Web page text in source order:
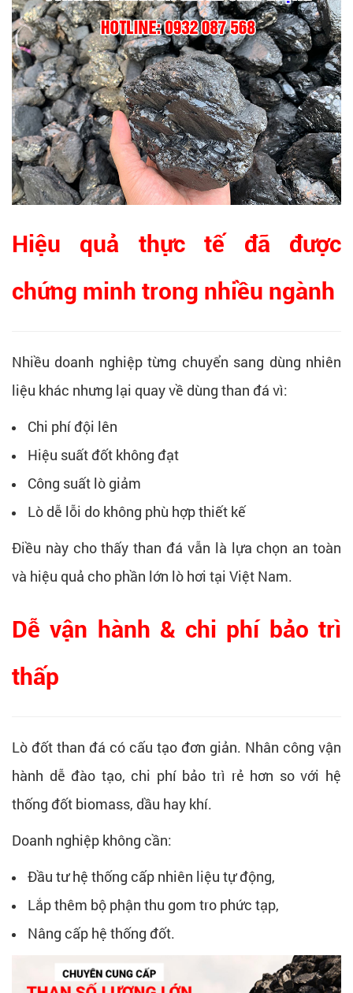
Hiệu quả thực tế đã được
chứng minh trong nhiều ngành
Nhiều doanh nghiệp từng chuyển sang dùng nhiên
liệu khác nhưng lại quay về dùng than đá vì:
Chi phí đội lên
Hiệu suất đốt không đạt
Công suất lò giảm
Lò dễ lỗi do không phù hợp thiết kế
Điều này cho thấy than đá vẫn là lựa chọn an toàn
và hiệu quả cho phần lớn lò hơi tại Việt Nam.
Dễ vận hành & chi phí bảo trì
thấp
Lò đốt than đá có cấu tạo đơn giản. Nhân công vận
hành dễ đào tạo, chi phí bảo trì rẻ hơn so với hệ
thống đốt biomass, dầu hay khí.
Doanh nghiệp không cần:
Đầu tư hệ thống cấp nhiên liệu tự động,
Lắp thêm bộ phận thu gom tro phức tạp,
Nâng cấp hệ thống đốt.